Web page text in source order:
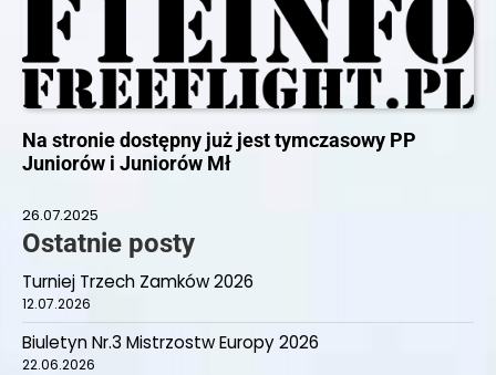
Na stronie dostępny już jest tymczasowy PP
Juniorów i Juniorów Mł
26.07.2025
Ostatnie posty
Turniej Trzech Zamków 2026
12.07.2026
Biuletyn Nr.3 Mistrzostw Europy 2026
22.06.2026